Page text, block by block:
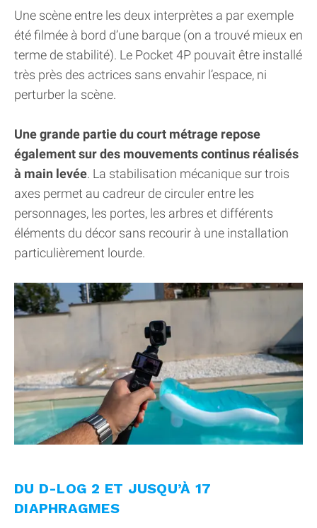
Une scène entre les deux interprètes a par exemple
été filmée à bord d’une barque (on a trouvé mieux en
terme de stabilité). Le Pocket 4P pouvait être installé
très près des actrices sans envahir l’espace, ni
perturber la scène.
Une grande partie du court métrage repose
également sur des mouvements continus réalisés
à main levée. La stabilisation mécanique sur trois
axes permet au cadreur de circuler entre les
personnages, les portes, les arbres et différents
éléments du décor sans recourir à une installation
particulièrement lourde.
DU D-LOG 2 ET JUSQU’À 17
DIAPHRAGMES